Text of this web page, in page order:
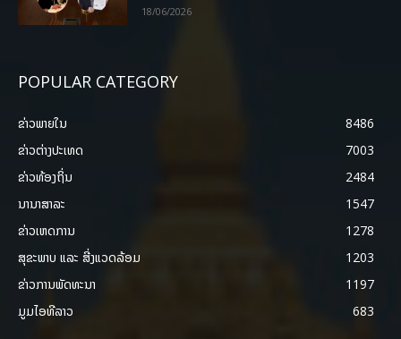
18/06/2026
POPULAR CATEGORY
ຂ່າວພາຍ​ໃນ
8486
ຂ່າວຕ່າງປະເທດ
7003
ຂ່າວທ້ອງຖິ່ນ
2484
ນານາສາລະ
1547
ຂ່າວເຫດການ
1278
ສຸຂະພາບ ແລະ ສີ່ງແວດລ້ອມ
1203
ຂ່າວການພັດທະນາ
1197
ມູມໄອທີລາວ
683